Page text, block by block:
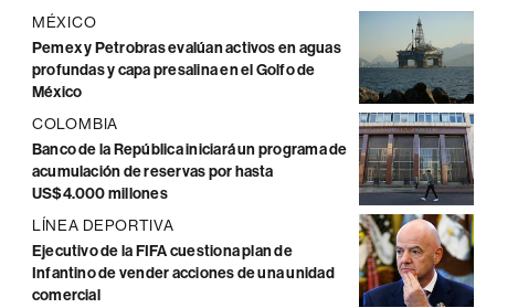
MÉXICO
Pemex y Petrobras evalúan activos en aguas
profundas y capa presalina en el Golfo de
México
COLOMBIA
Banco de la República iniciará un programa de
acumulación de reservas por hasta
US$4.000 millones
LÍNEA DEPORTIVA
Ejecutivo de la FIFA cuestiona plan de
Infantino de vender acciones de una unidad
comercial